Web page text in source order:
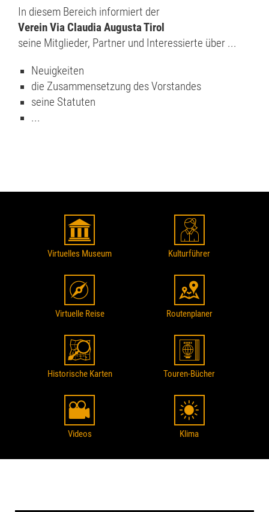
In diesem Bereich informiert der
Verein Via Claudia Augusta Tirol
seine Mitglieder, Partner und Interessierte über ...
Neuigkeiten
die Zusammensetzung des Vorstandes
seine Statuten
...
Virtuelles Museum Kulturführer
Virtuelle Reise Routenplaner
Historische Karten Touren-Bücher
Videos Klima